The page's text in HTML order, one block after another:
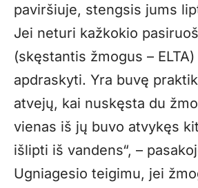
paviršiuje, stengsis jums
Jei neturi kažkokio
(skęstantis žmogus –
apdraskyti. Yra buvę
atvejų, kai nuskęsta du
vienas iš jų buvo atvykęs
išlipti iš vandens“, –
Ugniagesio teigimu, jei